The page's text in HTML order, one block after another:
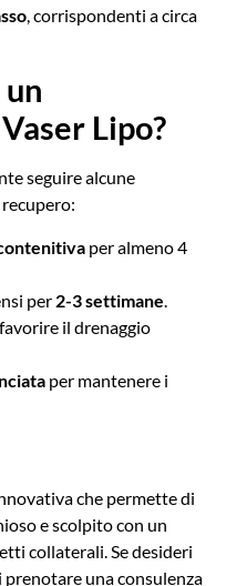
, corrispondenti a circa
Lipo?
seguire alcune
per almeno 4
per 2-3 settimane
il drenaggio
per mantenere i
che permette di
e scolpito con un
collaterali. Se desideri
una consulenza